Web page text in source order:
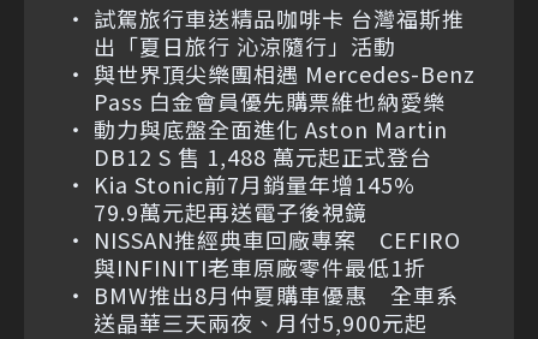
試駕旅行車送精品咖啡卡 台灣福斯推
出「夏日旅行 沁涼隨行」活動
與世界頂尖樂團相遇 Mercedes-Benz
Pass 白金會員優先購票維也納愛樂
動力與底盤全面進化 Aston Martin
DB12 S 售 1,488 萬元起正式登台
Kia Stonic前7月銷量年增145%
79.9萬元起再送電子後視鏡
NISSAN推經典車回廠專案 CEFIRO
與INFINITI老車原廠零件最低1折
BMW推出8月仲夏購車優惠 全車系
送晶華三天兩夜、月付5,900元起